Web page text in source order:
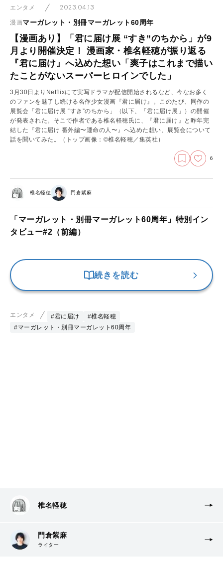
エンタメ 2023.04.13
漫画マーガレット・別冊マーガレット60周年
【漫画あり】「君に届け展 “すき”のちから」が9
月より開催決定！ 漫画家・椎名軽穂が振り返る
『君に届け』へ込めた想い「爽子はこれまで描い
たことがないスーパーヒロインでした」
3月30日よりNetflixにて実写ドラマが配信開始されるなど、今なお多く
のファンを魅了し続ける名作少女漫画『君に届け』。このたび、同作の
展覧会「君に届け展 “すき”のちから」（以下、「君に届け展」）の開催
が発表された。そこで作者である椎名軽穂氏に、『君に届け』と昨年完
結した『君に届け 番外編〜運命の人〜』へ込めた想い、展覧会について
話を聞いてみた。（トップ画像：©︎椎名軽穂／集英社）
6
椎名軽穂 門倉紫麻
「マーガレット・別冊マーガレット60周年」特別イン
タビュー#2（前編）
続きを読む
エンタメ #君に届け
#椎名軽穂
#マーガレット・別冊マーガレット60周年
椎名軽穂
門倉紫麻
ライター